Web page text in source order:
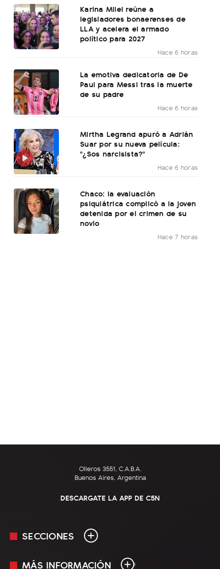
Karina Milei reúne a
legisladores bonaerenses de
LLA y acelera el armado
político para 2027
Hace 6 horas
La emotiva dedicatoria de De
Paul para Messi tras la muerte
de su padre
Hace 6 horas
Mirtha Legrand apuró a Adrián
Suar por su nueva película:
"¿Sos narcisista?"
Hace 6 horas
Chaco: la evaluación
psiquiátrica complicó a la joven
detenida por el crimen de su
novio
Hace 7 horas
Olleros 3551, C.A.B.A.
Buenos Aires, Argentina
DESCARGATE LA APP DE C5N
SECCIONES
En Vivo
MÁS INFORMACIÓN